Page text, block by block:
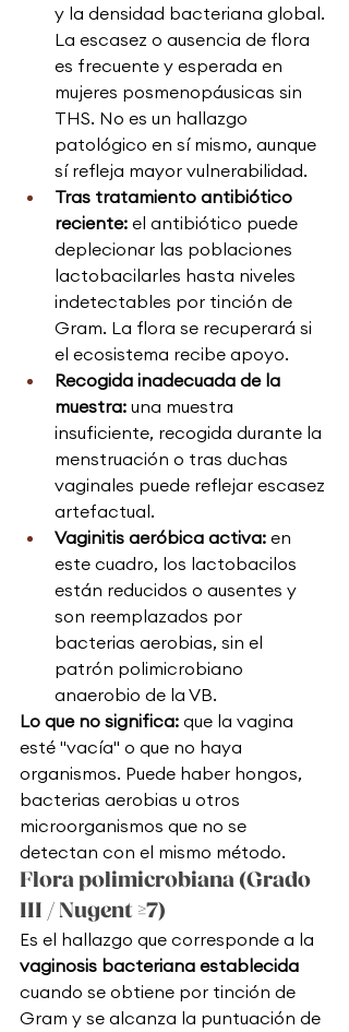
y la densidad bacteriana global.
La escasez o ausencia de flora
es frecuente y esperada en
mujeres posmenopáusicas sin
THS. No es un hallazgo
patológico en sí mismo, aunque
sí refleja mayor vulnerabilidad.
Tras tratamiento antibiótico
reciente: el antibiótico puede
deplecionar las poblaciones
lactobacilarles hasta niveles
indetectables por tinción de
Gram. La flora se recuperará si
el ecosistema recibe apoyo.
Recogida inadecuada de la
muestra: una muestra
insuficiente, recogida durante la
menstruación o tras duchas
vaginales puede reflejar escasez
artefactual.
Vaginitis aeróbica activa: en
este cuadro, los lactobacilos
están reducidos o ausentes y
son reemplazados por
bacterias aerobias, sin el
patrón polimicrobiano
anaerobio de la VB.
Lo que no significa: que la vagina
esté "vacía" o que no haya
organismos. Puede haber hongos,
bacterias aerobias u otros
microorganismos que no se
detectan con el mismo método.
Flora polimicrobiana (Grado
III / Nugent ≥7)
Es el hallazgo que corresponde a la
vaginosis bacteriana establecida
cuando se obtiene por tinción de
Gram y se alcanza la puntuación de